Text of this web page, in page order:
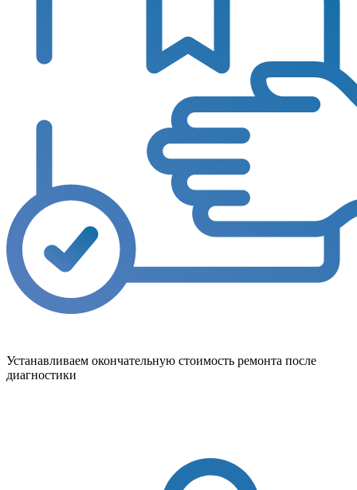
Устанавливаем окончательную стоимость ремонта после
диагностики